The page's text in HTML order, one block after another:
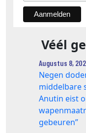
Véél
Augustus 8,
Negen
middelbare
Anutin eist
gebeuren”